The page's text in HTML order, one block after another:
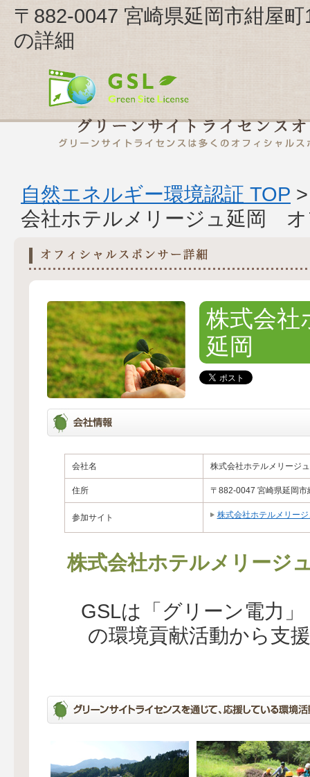
〒882-0047 宮崎県延岡市紺屋
の詳細
自然エネルギー環境認証 TOP
会社ホテルメリージュ延岡
株式会社
延岡
会社名 株式会社ホテルメリージ
住所 〒882-0047 宮崎県延岡市
参加サイト 株式会社ホテルメリー
株式会社ホテルメリージ
GSLは「グリーン電力
の環境貢献活動から支